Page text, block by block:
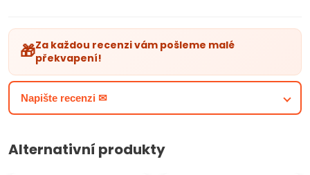
výborná konzistence a roztieravosť
tuba - 200 ml
🎁Za každou recenzi vám pošleme malé
překvapení!
Napište recenzi ✉
Alternativní produkty